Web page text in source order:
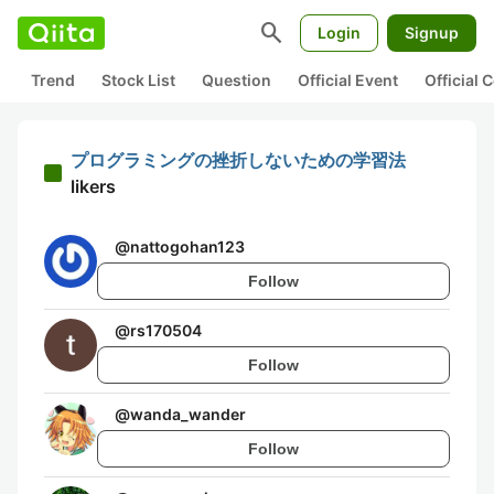
search Login Signup
Trend Stock List Question Official Event Official
プログラミングの挫折しないための学習法
likers
@nattogohan123
Follow
@rs170504
Follow
@wanda_wander
Follow